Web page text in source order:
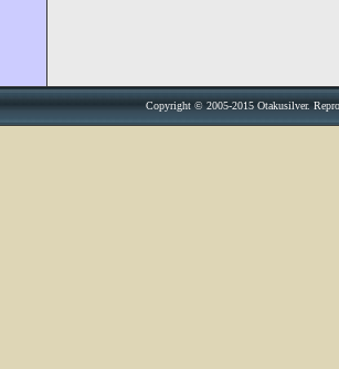
Copyright © 2005-2015 Otakusilver.